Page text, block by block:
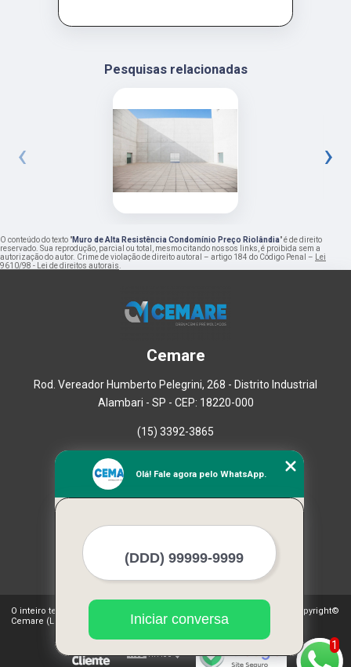
Pesquisas relacionadas
‹ ›
O conteúdo do texto "Muro de Alta Resistência Condomínio Preço Riolândia" é de direito
reservado. Sua reprodução, parcial ou total, mesmo citando nossos links, é proibida sem a
autorização do autor. Crime de violação de direito autoral – artigo 184 do Código Penal –
Lei
9610/98 - Lei de direitos autorais
Cemare
Rod. Vereador Humberto Pelegrini, 268 - Distrito Industrial
Alambari - SP - CEP: 18220-000
(15) 3392-3865
Empresa
Missão
Mapa do site
Mais Serviços
O inteiro teor deste site está sujeito à proteção de direitos autorais. Copyright©
Cemare (Lei 9610 de 19/02/1998)
1
Olá! Fale agora pelo WhatsApp.
Iniciar conversa